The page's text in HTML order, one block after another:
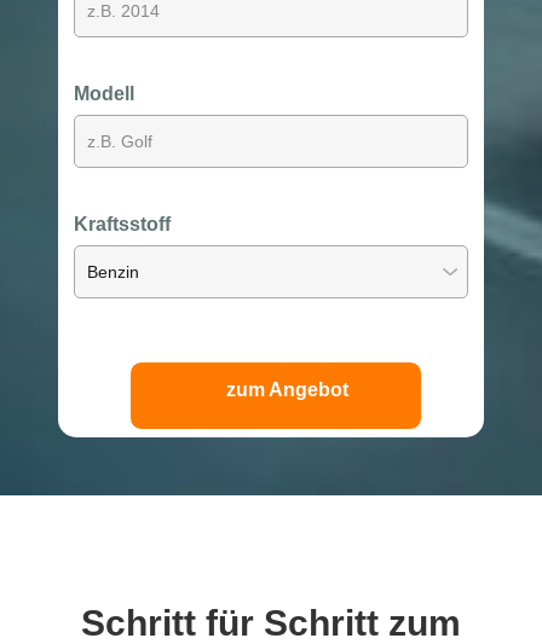
Modell
Kraftsstoff
zum Angebot
Schritt für Schritt zum